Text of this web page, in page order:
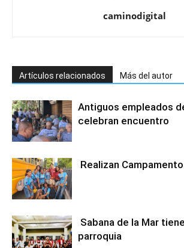
caminodigital
Artículos relacionados Más del autor
Antiguos empleados
celebran encuentro
Realizan
Sabana de la Mar
parroquia